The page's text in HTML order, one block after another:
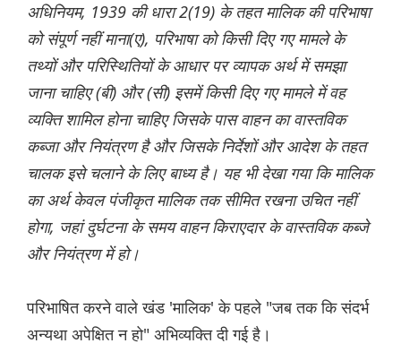
अधिनियम, 1939 की धारा 2(19) के तहत मालिक की परिभाषा
को संपूर्ण नहीं माना(ए), परिभाषा को किसी दिए गए मामले के
तथ्यों और परिस्थितियों के आधार पर व्यापक अर्थ में समझा
जाना चाहिए (बी) और (सी) इसमें किसी दिए गए मामले में वह
व्यक्ति शामिल होना चाहिए जिसके पास वाहन का वास्तविक
कब्जा और नियंत्रण है और जिसके निर्देशों और आदेश के तहत
चालक इसे चलाने के लिए बाध्य है। यह भी देखा गया कि मालिक
का अर्थ केवल पंजीकृत मालिक तक सीमित रखना उचित नहीं
होगा, जहां दुर्घटना के समय वाहन किराएदार के वास्तविक कब्जे
और नियंत्रण में हो।
परिभाषित करने वाले खंड 'मालिक' के पहले "जब तक कि संदर्भ
अन्यथा अपेक्षित न हो" अभिव्यक्ति दी गई है।